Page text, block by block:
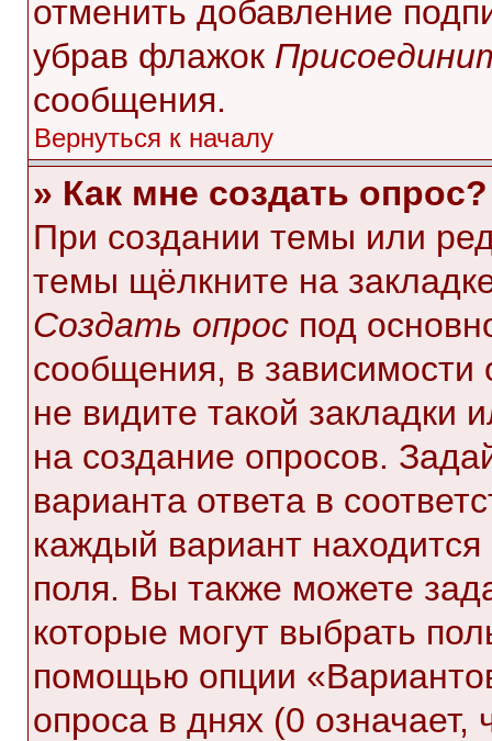
отменить добавление
убрав флажок
сообщения.
Вернуться к началу
» Как мне создать опрос?
При создании темы или
темы щёлкните на
Создать опрос под
сообщения, в зависимости
не видите такой
на создание опросов.
варианта ответа в
каждый вариант находится
поля. Вы также можете
которые могут выбрать
помощью опции
опроса в днях (0